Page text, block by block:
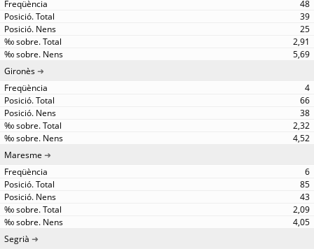
48
39
25
2,91
5,69
Gironès
4
66
38
2,32
4,52
Maresme
6
85
43
2,09
4,05
Segrià